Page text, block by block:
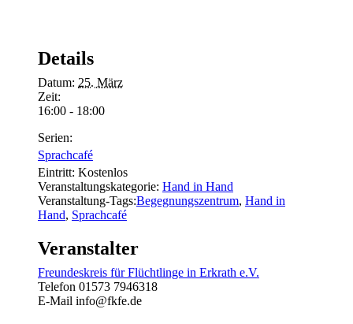
Details
Datum: 25. März
Zeit:
16:00 - 18:00
Serien:
Sprachcafé
Eintritt: Kostenlos
Veranstaltungskategorie: Hand in Hand
Veranstaltung-Tags:Begegnungszentrum, Hand in
Hand, Sprachcafé
Veranstalter
Freundeskreis für Flüchtlinge in Erkrath e.V.
Telefon 01573 7946318
E-Mail info@fkfe.de